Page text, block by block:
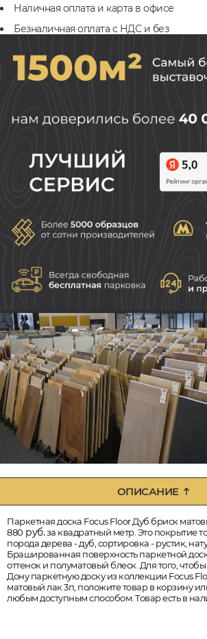
Наличная оплата и карта в офисе
Безналичная оплата с НДС и без
ОПИСАНИЕ
Паркетная доска Focus Floor Дуб бриск
880 руб.за квадратный метр. Это покрытие
порода дерева - дуб, сортировка - рустик,
Брашированная поверхность паркетной
оттенок и полуматовый блеск. Для того,
Дону паркетную доску из коллекции Focus
матовый лак 3п, положите товар в корзину
любым доступным способом. Товар есть в